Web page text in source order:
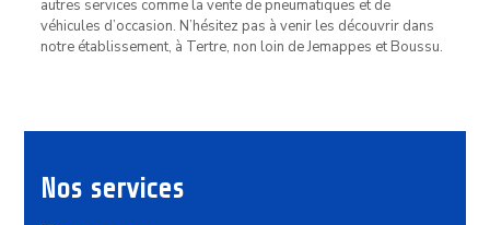
autres services comme la vente de pneumatiques et de
véhicules d’occasion. N’hésitez pas à venir les découvrir dans
notre établissement, à Tertre, non loin de Jemappes et Boussu.
Nos services